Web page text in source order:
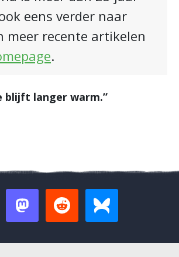
eens verder naar
meer recente artikelen
.
blijft langer warm.”